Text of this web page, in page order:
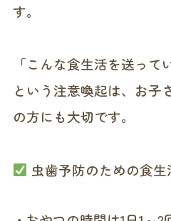
す。
「こんな食生活を送って
という注意喚起は、お子
の方にも大切です。
虫歯予防のための食生